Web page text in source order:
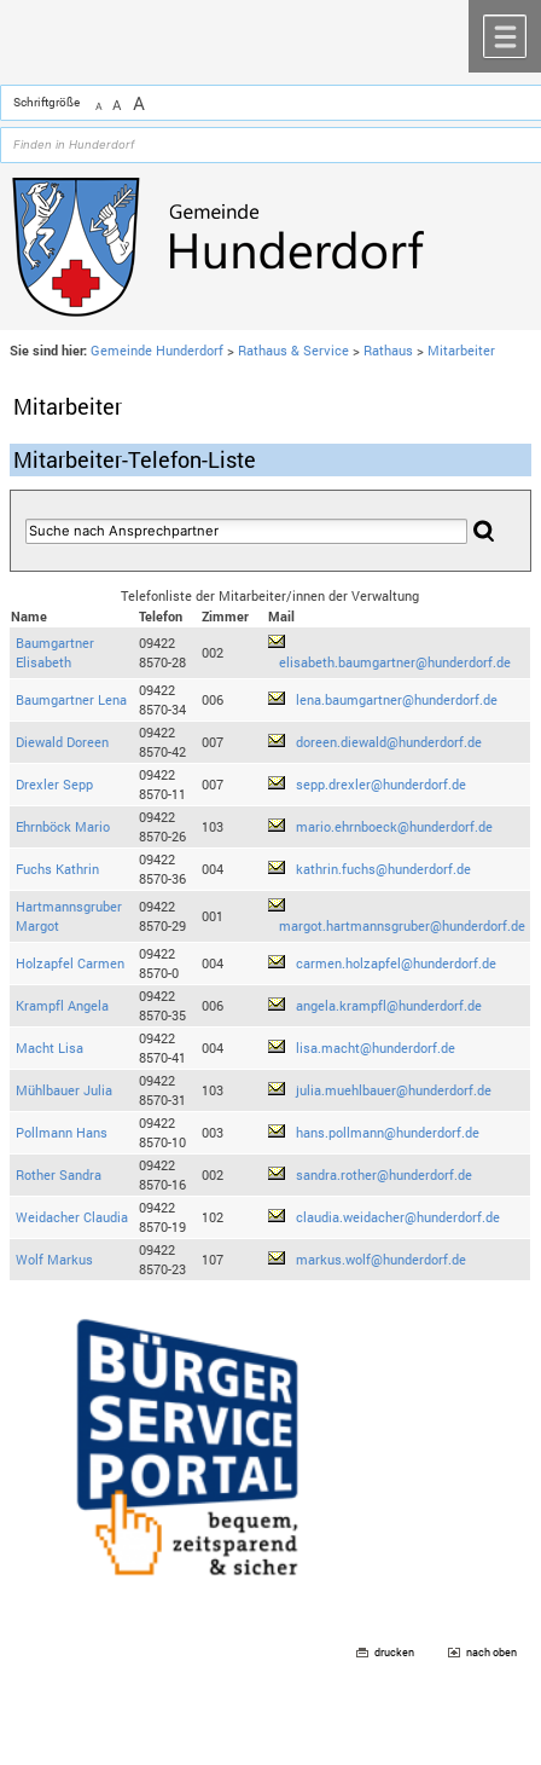
Schriftgröße A A A
Sie sind hier: Gemeinde Hunderdorf > Rathaus & Service > Rathaus > Mitarbeiter
Mitarbeiter
Mitarbeiter-Telefon-Liste
Telefonliste der Mitarbeiter/innen der Verwaltung
Name
Telefon Zimmer
Mail
Baumgartner
Elisabeth
09422
8570-28
002
elisabeth.baumgartner@hunderdorf.de
Baumgartner Lena
09422
8570-34
006 lena.baumgartner@hunderdorf.de
Diewald Doreen
09422
8570-42
007 doreen.diewald@hunderdorf.de
Drexler Sepp
09422
8570-11
007 sepp.drexler@hunderdorf.de
Ehrnböck Mario
09422
8570-26
103 mario.ehrnboeck@hunderdorf.de
Fuchs Kathrin
09422
8570-36
004 kathrin.fuchs@hunderdorf.de
Hartmannsgruber
Margot
09422
8570-29
001
margot.hartmannsgruber@hunderdorf.de
Holzapfel Carmen
09422
8570-0
004 carmen.holzapfel@hunderdorf.de
Krampfl Angela
09422
8570-35
006 angela.krampfl@hunderdorf.de
Macht Lisa
09422
8570-41
004 lisa.macht@hunderdorf.de
Mühlbauer Julia
09422
8570-31
103 julia.muehlbauer@hunderdorf.de
Pollmann Hans
09422
8570-10
003 hans.pollmann@hunderdorf.de
Rother Sandra
09422
8570-16
002 sandra.rother@hunderdorf.de
Weidacher Claudia
09422
8570-19
102 claudia.weidacher@hunderdorf.de
Wolf Markus
09422
8570-23
107 markus.wolf@hunderdorf.de
drucken nach oben